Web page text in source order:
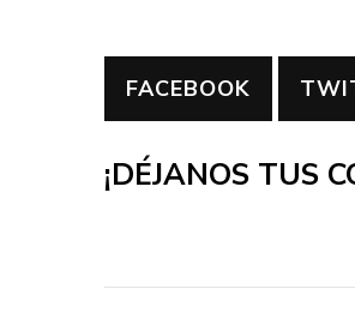
FACEBOOK
¡DÉJANOS TUS